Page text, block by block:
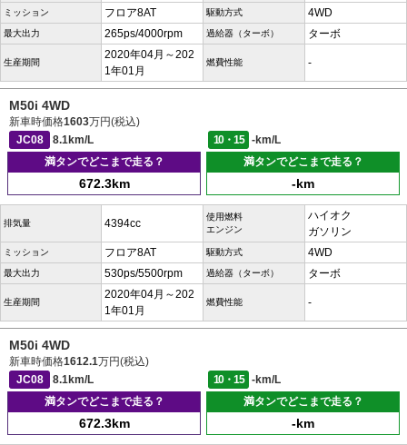
ミッション フロア8AT 駆動方式 4WD
最大出力 265ps/4000rpm 過給器（ターボ） ターボ
生産期間
2020年04月～202
1年01月
燃費性能 -
M50i 4WD
新車時価格1603万円(税込)
JC08
8.1km/L 10・15
-km/L
満タンでどこまで走る？
672.3km
満タンでどこまで走る？
-km
排気量 4394cc
使用燃料
エンジン
ハイオク
ガソリン
ミッション フロア8AT 駆動方式 4WD
最大出力 530ps/5500rpm 過給器（ターボ） ターボ
生産期間
2020年04月～202
1年01月
燃費性能 -
M50i 4WD
新車時価格1612.1万円(税込)
JC08
8.1km/L 10・15
-km/L
満タンでどこまで走る？
672.3km
満タンでどこまで走る？
-km